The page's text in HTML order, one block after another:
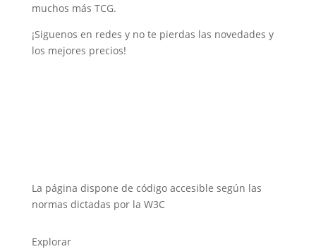
muchos más TCG.
¡Siguenos en redes y no te pierdas las novedades y
los mejores precios!
La página dispone de código accesible según las
normas dictadas por la W3C
Explorar